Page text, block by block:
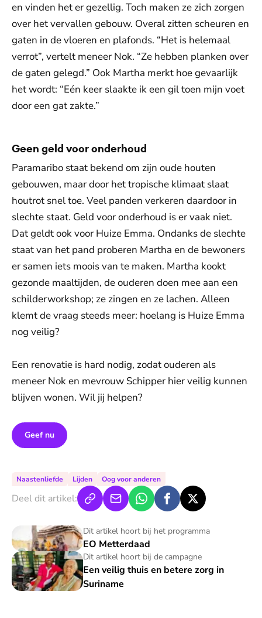
en vinden het er gezellig. Toch maken ze zich zorgen
over het vervallen gebouw. Overal zitten scheuren en
gaten in de vloeren en plafonds. “Het is helemaal
verrot”, vertelt meneer Nok. “Ze hebben planken over
de gaten gelegd.” Ook Martha merkt hoe gevaarlijk
het wordt: “Eén keer slaakte ik een gil toen mijn voet
door een gat zakte.”
Geen geld voor onderhoud
Paramaribo staat bekend om zijn oude houten
gebouwen, maar door het tropische klimaat slaat
houtrot snel toe. Veel panden verkeren daardoor in
slechte staat. Geld voor onderhoud is er vaak niet.
Dat geldt ook voor Huize Emma. Ondanks de slechte
staat van het pand proberen Martha en de bewoners
er samen iets moois van te maken. Martha kookt
gezonde maaltijden, de ouderen doen mee aan een
schilderworkshop; ze zingen en ze lachen. Alleen
klemt de vraag steeds meer: hoelang is Huize Emma
nog veilig?
Een renovatie is hard nodig, zodat ouderen als
meneer Nok en mevrouw Schipper hier veilig kunnen
blijven wonen. Wil jij helpen?
Geef nu
Naastenliefde Lijden Oog voor anderen
Deel dit artikel:
Dit artikel hoort bij het programma
EO Metterdaad
EO Metterdaad
Dit artikel hoort bij de campagne
Een veilig thuis en betere zorg in
Suriname
Een veilig thuis en betere zorg in Suriname